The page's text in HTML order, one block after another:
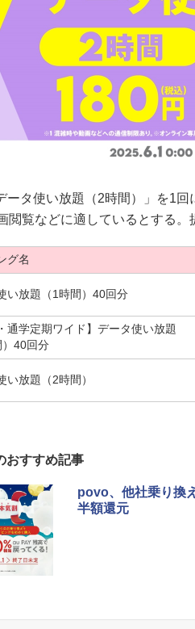
タ使い放題（2時間）」を1回
閲覧などに適しているとする。
グ名
い放題（1時間）40回分
通学定期ワイド】データ使い放題
）40回分
い放題（2時間）
おすすめ記事
povo、他社乗り換
半額還元